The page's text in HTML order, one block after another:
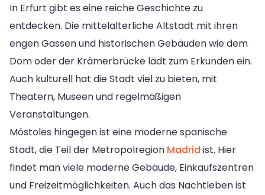
In Erfurt gibt es eine reiche Geschichte zu
entdecken. Die mittelalterliche Altstadt mit ihren
engen Gassen und historischen Gebäuden wie dem
Dom oder der Krämerbrücke lädt zum Erkunden ein.
Auch kulturell hat die Stadt viel zu bieten, mit
Theatern, Museen und regelmäßigen
Veranstaltungen.
Móstoles hingegen ist eine moderne spanische
Stadt, die Teil der Metropolregion Madrid ist. Hier
findet man viele moderne Gebäude, Einkaufszentren
und Freizeitmöglichkeiten. Auch das Nachtleben ist